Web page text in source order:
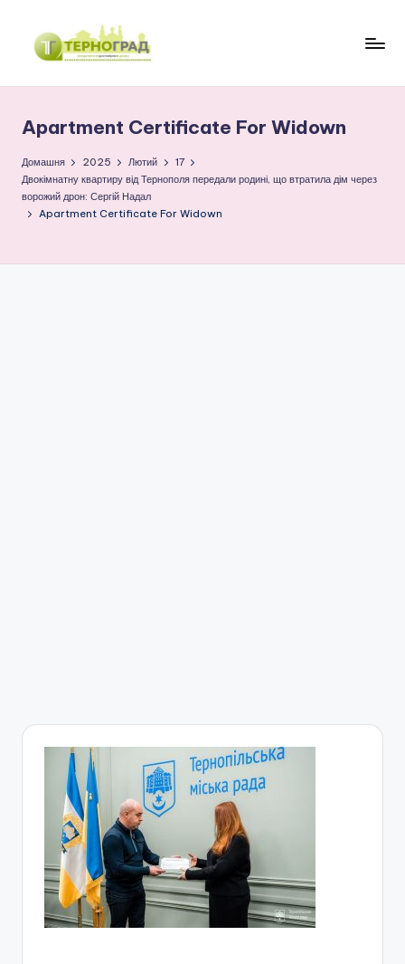
Перейти
р
н
о
цікаво
Apartment Certificate For Widown
Домашня 2025 Лютий
17
Двокімнатну квартиру від Тернополя передали родині, що втратила дім через
ворожий дрон: Сергій Надал
Apartment Certificate For Widown